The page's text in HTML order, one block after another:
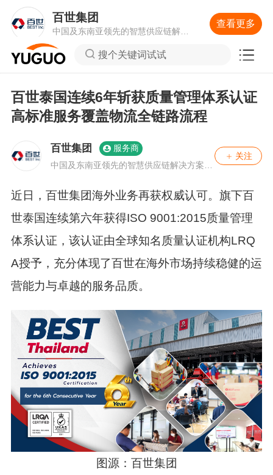
搜个关键词试试
百世泰国连续6年斩获质量管理体系认证
高标准服务覆盖物流全链路流程
百世集团
服务商
中国及东南亚领先的智慧供应链解决方案与
关注
近日，百世集团海外业务再获权威认可。旗下百
世泰国连续第六年获得ISO 9001:2015质量管理
体系认证，该认证由全球知名质量认证机构LRQ
A授予，充分体现了百世在海外市场持续稳健的运
营能力与卓越的服务品质。
图源：百世集团
百世集团
中国及东南亚领先的智慧供应链解决
方案与物流服务提供商
查看更多